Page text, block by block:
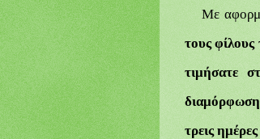
Με
τους
τιμήσατε
τρεις ημέρες